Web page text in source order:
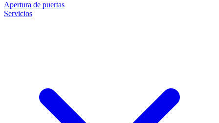
Apertura de puertas
Servicios